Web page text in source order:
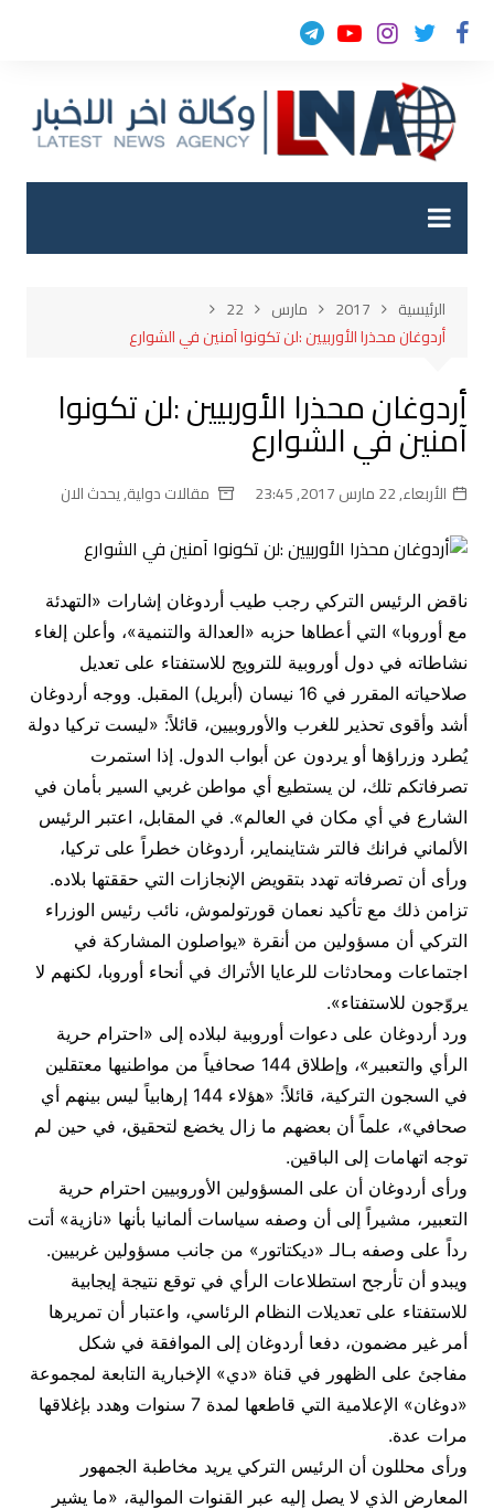
التجاوز
الرئيسية 2017 مارس
22
أردوغان محذرا الأوربيين :لن تكونوا آمنين في الشوارع
أردوغان محذرا الأوربيين :لن تكونوا
آمنين في الشوارع
الأربعاء, 22 مارس 2017, 23:45 مقالات دولية,يحدث الان
ناقض الرئيس التركي رجب طيب أردوغان إشارات «التهدئة
مع أوروبا» التي أعطاها حزبه «العدالة والتنمية»، وأعلن إلغاء
نشاطاته في دول أوروبية للترويج للاستفتاء على تعديل
صلاحياته المقرر في 16 نيسان (أبريل) المقبل. ووجه أردوغان
أشد وأقوى تحذير للغرب والأوروبيين، قائلاً: «ليست تركيا دولة
يُطرد وزراؤها أو يردون عن أبواب الدول. إذا استمرت
تصرفاتكم تلك، لن يستطيع أي مواطن غربي السير بأمان في
الشارع في أي مكان في العالم». في المقابل، اعتبر الرئيس
الألماني فرانك فالتر شتاينماير، أردوغان خطراً على تركيا،
ورأى أن تصرفاته تهدد بتقويض الإنجازات التي حققتها بلاده.
تزامن ذلك مع تأكيد نعمان قورتولموش، نائب رئيس الوزراء
التركي أن مسؤولين من أنقرة «يواصلون المشاركة في
اجتماعات ومحادثات للرعايا الأتراك في أنحاء أوروبا، لكنهم لا
يروّجون للاستفتاء».
ورد أردوغان على دعوات أوروبية لبلاده إلى «احترام حرية
الرأي والتعبير»، وإطلاق 144 صحافياً من مواطنيها معتقلين
في السجون التركية، قائلاً: «هؤلاء 144 إرهابياً ليس بينهم أي
صحافي»، علماً أن بعضهم ما زال يخضع لتحقيق، في حين لم
توجه اتهامات إلى الباقين.
ورأى أردوغان أن على المسؤولين الأوروبيين احترام حرية
التعبير، مشيراً إلى أن وصفه سياسات ألمانيا بأنها «نازية» أتت
رداً على وصفه بـالـ «ديكتاتور» من جانب مسؤولين غربيين.
ويبدو أن تأرجح استطلاعات الرأي في توقع نتيجة إيجابية
للاستفتاء على تعديلات النظام الرئاسي، واعتبار أن تمريرها
أمر غير مضمون، دفعا أردوغان إلى الموافقة في شكل
مفاجئ على الظهور في قناة «دي» الإخبارية التابعة لمجموعة
«دوغان» الإعلامية التي قاطعها لمدة 7 سنوات وهدد بإغلاقها
مرات عدة.
ورأى محللون أن الرئيس التركي يريد مخاطبة الجمهور
المعارض الذي لا يصل إليه عبر القنوات الموالية، «ما يشير